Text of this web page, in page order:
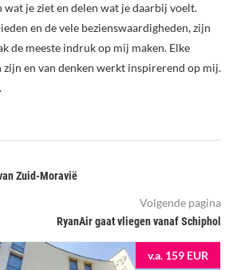
wat je ziet en delen wat je daarbij voelt.
en de vele bezienswaardigheden, zijn
de meeste indruk op mij maken. Elke
zijn en van denken werkt inspirerend op mij.
Zuid-Moravië
Volgende pagina
RyanAir gaat vliegen vanaf Schiphol
v.a. 159 EUR